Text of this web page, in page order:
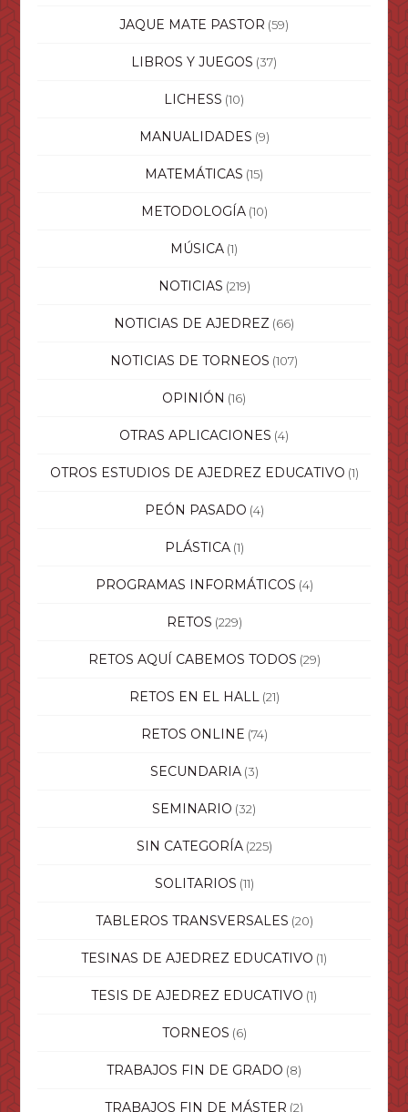
JAQUE MATE PASTOR (59)
LIBROS Y JUEGOS (37)
LICHESS (10)
MANUALIDADES (9)
MATEMÁTICAS (15)
METODOLOGÍA(10)
MÚSICA (1)
NOTICIAS (219)
NOTICIAS DE AJEDREZ (66)
NOTICIAS DE TORNEOS (107)
OPINIÓN (16)
OTRAS APLICACIONES (4)
OTROS ESTUDIOS DE AJEDREZ EDUCATIVO (1)
PEÓN PASADO (4)
PLÁSTICA(1)
PROGRAMAS INFORMÁTICOS (4)
RETOS (229)
RETOS AQUÍ CABEMOS TODOS (29)
RETOS EN EL HALL (21)
RETOS ONLINE (74)
SECUNDARIA(3)
SEMINARIO (32)
SIN CATEGORÍA(225)
SOLITARIOS (11)
TABLEROS TRANSVERSALES (20)
TESINAS DE AJEDREZ EDUCATIVO (1)
TESIS DE AJEDREZ EDUCATIVO (1)
TORNEOS (6)
TRABAJOS FIN DE GRADO (8)
TRABAJOS FIN DE MÁSTER (2)